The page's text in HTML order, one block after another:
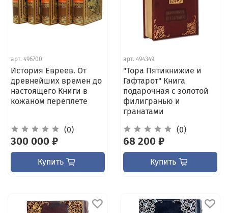
арт. 496700
История Евреев. От
древнейших времен до
настоящего Книги в
кожаном переплете
(0)
300 000 ₽
Купить
арт. 494349
"Тора Пятикнижие и
Гафтарот" Книга
подарочная с золотой
филигранью и
гранатами
(0)
68 200 ₽
Купить